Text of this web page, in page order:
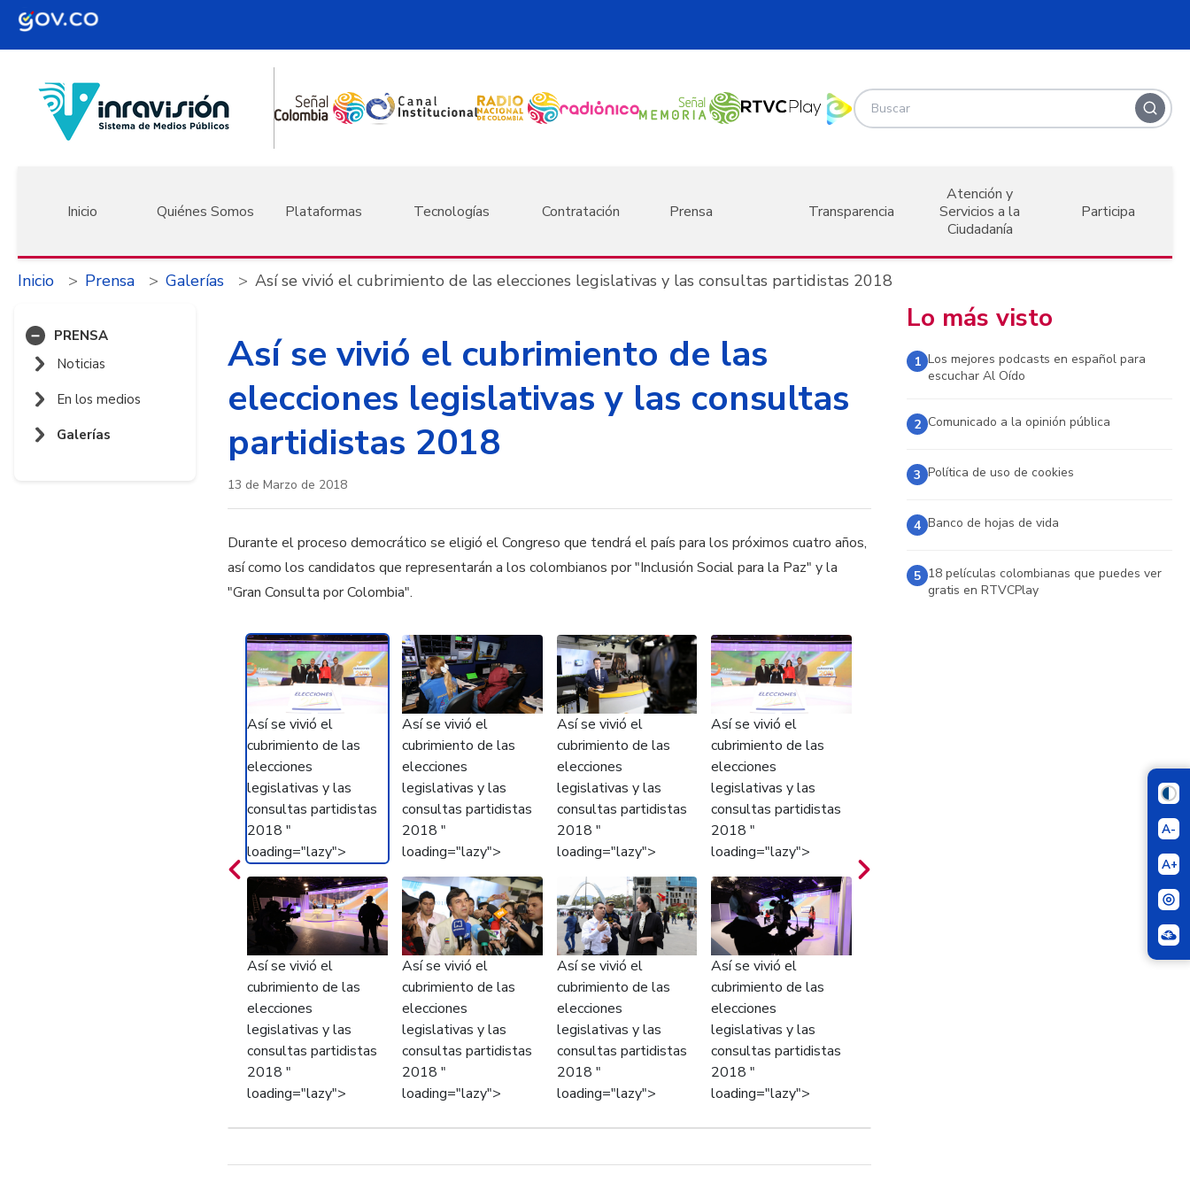
Pasar al contenido principal
Inicio Quiénes Somos Plataformas Tecnologías Contratación Prensa Transparencia
Atención y
Servicios a la
Ciudadanía
Participa
A-
A+
Inicio Prensa Galerías Así se vivió el cubrimiento de las elecciones legislativas y las consultas partidistas 2018
PRENSA
Noticias
En los medios
Galerías
Así se vivió el cubrimiento de las
elecciones legislativas y las consultas
partidistas 2018
13 de Marzo de 2018
Durante el proceso democrático se eligió el Congreso que tendrá el país para los próximos cuatro años,
así como los candidatos que representarán a los colombianos por "Inclusión Social para la Paz" y la
"Gran Consulta por Colombia".
Así se vivió el
cubrimiento de las
elecciones
legislativas y las
consultas partidistas
2018 "
loading="lazy">
Así se vivió el
cubrimiento de las
elecciones
legislativas y las
consultas partidistas
2018 "
loading="lazy">
Así se vivió el
cubrimiento de las
elecciones
legislativas y las
consultas partidistas
2018 "
loading="lazy">
Así se vivió el
cubrimiento de las
elecciones
legislativas y las
consultas partidistas
2018 "
loading="lazy">
Así se vivió el
cubrimiento de las
elecciones
legislativas y las
consultas partidistas
2018 "
loading="lazy">
Así se vivió el
cubrimiento de las
elecciones
legislativas y las
consultas partidistas
2018 "
loading="lazy">
Así se vivió el
cubrimiento de las
elecciones
legislativas y las
consultas partidistas
2018 "
loading="lazy">
Así se vivió el
cubrimiento de las
elecciones
legislativas y las
consultas partidistas
2018 "
loading="lazy">
Lo más visto
1 Los mejores podcasts en español para
escuchar Al Oído
2 Comunicado a la opinión pública
3 Política de uso de cookies
4 Banco de hojas de vida
5 18 películas colombianas que puedes ver
gratis en RTVCPlay